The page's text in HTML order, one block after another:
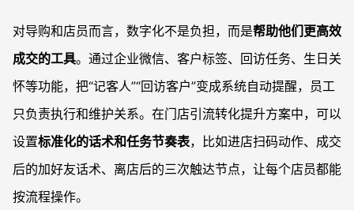
对导购和店员而言，数字化不是负担，而是帮助他们更高效
成交的工具。通过企业微信、客户标签、回访任务、生日关
怀等功能，把“记客人”“回访客户”变成系统自动提醒，员工
只负责执行和维护关系。在门店引流转化提升方案中，可以
设置标准化的话术和任务节奏表，比如进店扫码动作、成交
后的加好友话术、离店后的三次触达节点，让每个店员都能
按流程操作。